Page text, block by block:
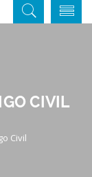
CIVIL
Civil